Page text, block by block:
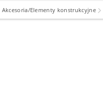
Akcesoria/Elementy konstrukcyjne